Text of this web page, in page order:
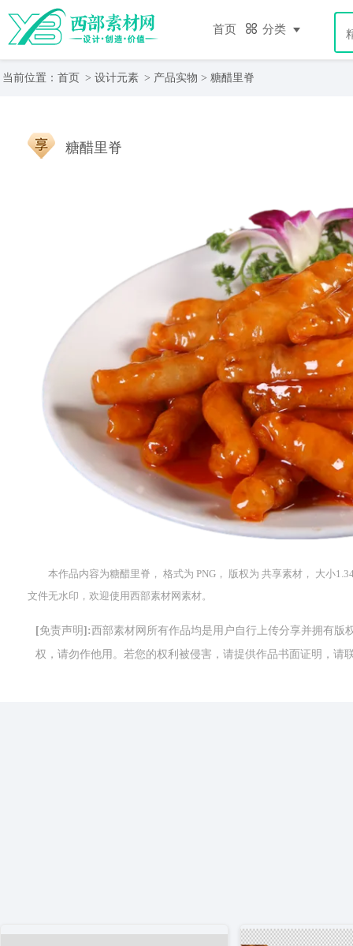
首页 分类
当前位置： 首页 > 设计元素 > 产品实物 > 糖醋里脊
糖醋里脊
本作品内容为糖醋里脊， 格式为 PNG， 版权为 共享素材， 大小
文件无水印，欢迎使用西部素材网素材。
[免责声明]:西部素材网所有作品均是用户自行上传分享并拥有
权，请勿作他用。若您的权利被侵害，请提供作品书面证明，请